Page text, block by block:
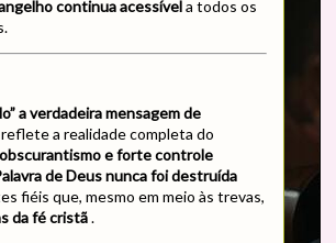
continua acessívela todos os
a verdadeira mensagem de
a realidade completa do
obscurantismo e forte controle
de Deus nunca foi destruída
fiéis que, mesmo em meio às trevas,
da fé cristã.